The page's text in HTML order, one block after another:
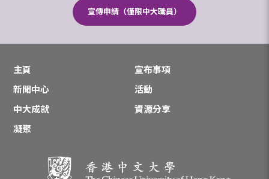
宣傳申請（僅限中大職員）
主頁
宣布事項
新聞中心
活動
中大成就
資源分享
凝聚